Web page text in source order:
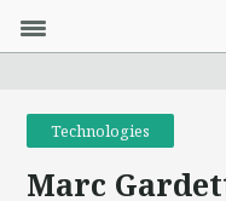
Technologies
Marc